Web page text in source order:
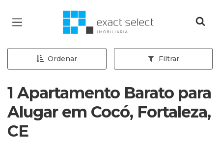
Página inicial
Ordenar Filtrar
1 Apartamento Barato para
Alugar em Cocó, Fortaleza,
CE